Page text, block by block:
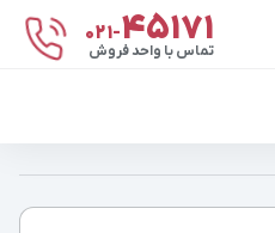
021-۴۵۱۷۱
تماس با واحد فروش